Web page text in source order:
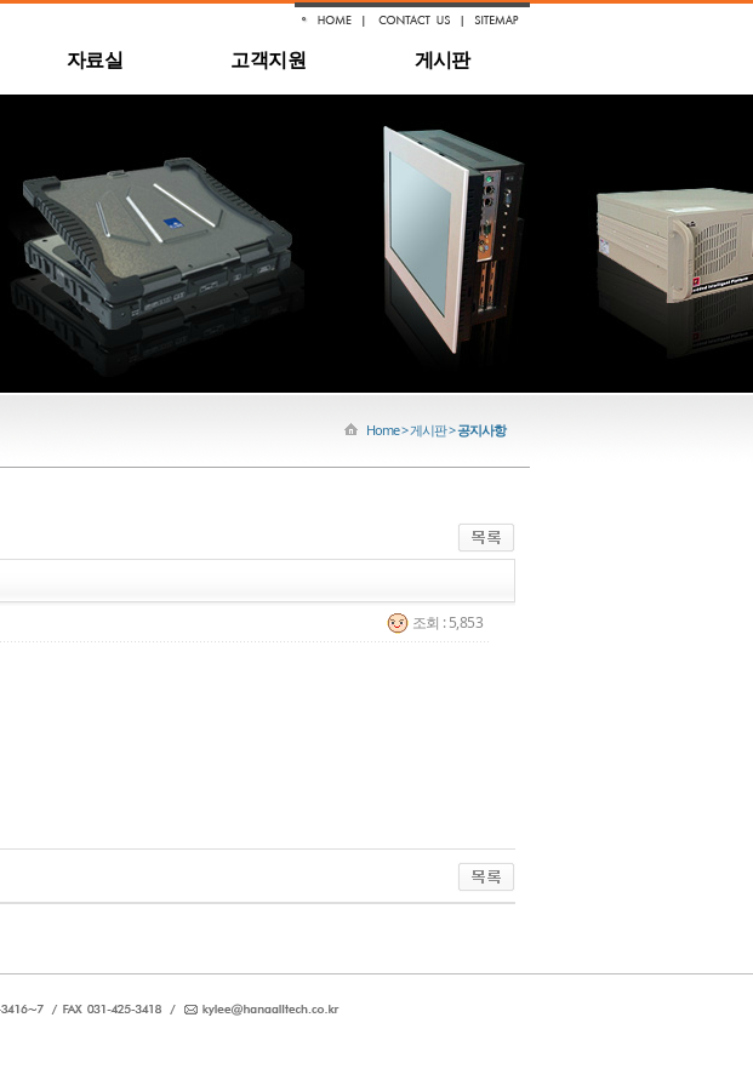
자료실 고객지원 게시판
Home > 게시판 >공지사항
조회 : 5,853